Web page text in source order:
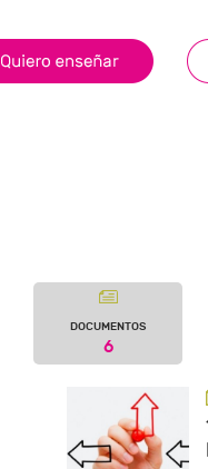
DOCUMENTOS
6